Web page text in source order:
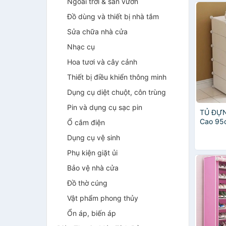
Đồ dùng và thiết bị nhà tắm
Sửa chữa nhà cửa
Nhạc cụ
Hoa tươi và cây cảnh
Thiết bị điều khiển thông minh
Dụng cụ diệt chuột, côn trùng
Pin và dụng cụ sạc pin
Ổ cắm điện
Dụng cụ vệ sinh
Phụ kiện giặt ủi
Bảo vệ nhà cửa
Đồ thờ cúng
Vật phẩm phong thủy
Ổn áp, biến áp
TỦ
Cao